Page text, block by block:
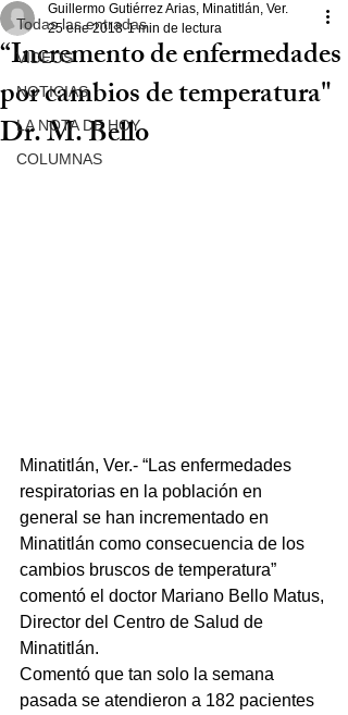
Todas las entradas
VIDEOS
NOTICIAS
LA NOTA DE HOY
COLUMNAS
“Incremento de enfermedades
por cambios de temperatura"
Dr. M. Bello
Guillermo Gutiérrez Arias, Minatitlán, Ver.
25 ene 2018 1 min de lectura
Minatitlán, Ver.- “Las enfermedades
respiratorias en la población en
general se han incrementado en
Minatitlán como consecuencia de los
cambios bruscos de temperatura”
comentó el doctor Mariano Bello Matus,
Director del Centro de Salud de
Minatitlán.
Comentó que tan solo la semana
pasada se atendieron a 182 pacientes